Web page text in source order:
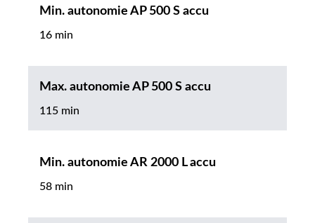
Min. autonomie AP 500 S accu
16 min
Max. autonomie AP 500 S accu
115 min
Min. autonomie AR 2000 L accu
58 min